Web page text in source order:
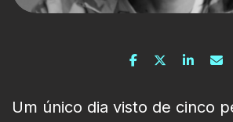
Um único dia visto de cinco